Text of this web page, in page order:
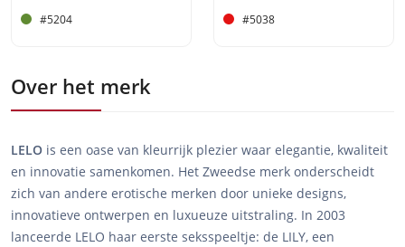
#5204 #5038
Over het merk
LELO is een oase van kleurrijk plezier waar elegantie, kwaliteit
en innovatie samenkomen. Het Zweedse merk onderscheidt
zich van andere erotische merken door unieke designs,
innovatieve ontwerpen en luxueuze uitstraling. In 2003
lanceerde LELO haar eerste seksspeeltje: de LILY, een